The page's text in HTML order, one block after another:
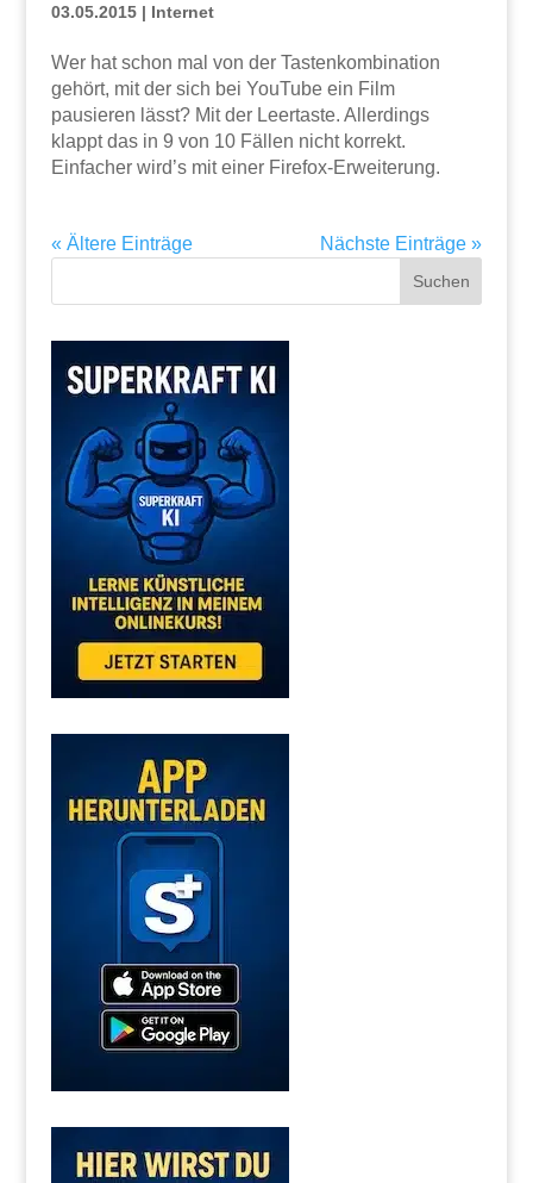
03.05.2015| Internet
Wer hat schon mal von der Tastenkombination
gehört, mit der sich bei YouTube ein Film
pausieren lässt? Mit der Leertaste. Allerdings
klappt das in 9 von 10 Fällen nicht korrekt.
Einfacher wird’s mit einer Firefox-Erweiterung.
« Ältere Einträge Nächste Einträge »